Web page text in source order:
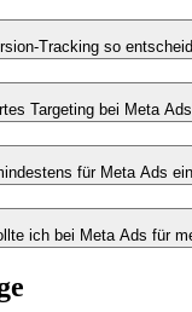
Tracking so
Targeting bei Meta
für Meta Ads
ich bei Meta Ads für